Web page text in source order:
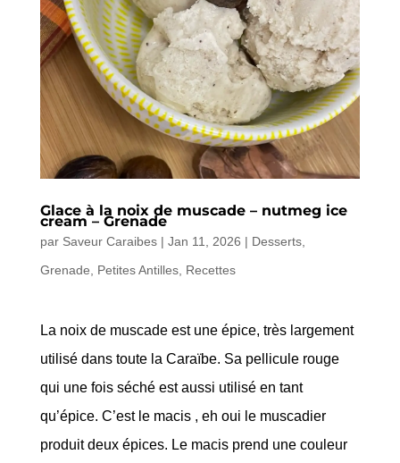
Glace à la noix de muscade – nutmeg ice
cream – Grenade
par Saveur Caraibes| Jan 11, 2026 | Desserts,
Grenade, Petites Antilles, Recettes
La noix de muscade est une épice, très largement
utilisé dans toute la Caraïbe. Sa pellicule rouge
qui une fois séché est aussi utilisé en tant
qu’épice. C’est le macis , eh oui le muscadier
produit deux épices. Le macis prend une couleur